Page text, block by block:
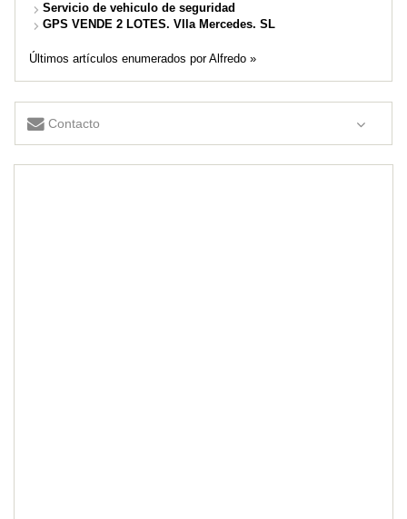
Servicio de vehiculo de seguridad
GPS VENDE 2 LOTES. Vlla Mercedes. SL
Últimos artículos enumerados por Alfredo »
Contacto